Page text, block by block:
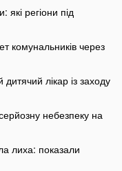
які регіони під
комунальників через
лікар із заходу
небезпеку на
лиха: показали